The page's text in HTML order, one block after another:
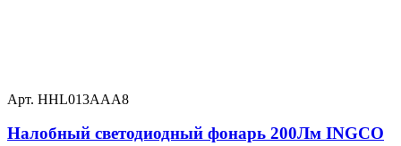
Арт. HHL013AAA8
Налобный светодиодный фонарь 200Лм INGCO